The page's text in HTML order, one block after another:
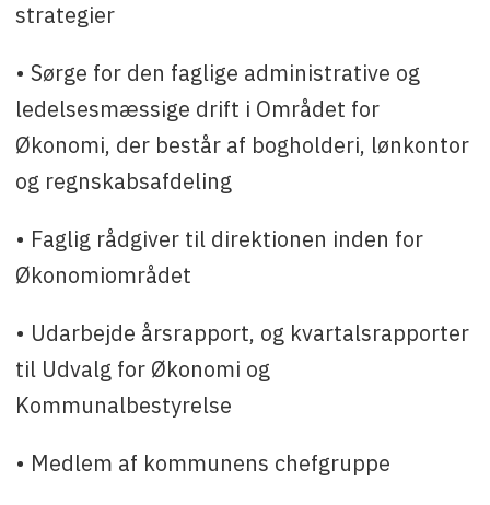
strategier
• Sørge for den faglige administrative og
ledelsesmæssige drift i Området for
Økonomi, der består af bogholderi, lønkontor
og regnskabsafdeling
• Faglig rådgiver til direktionen inden for
Økonomiområdet
• Udarbejde årsrapport, og kvartalsrapporter
til Udvalg for Økonomi og
Kommunalbestyrelse
• Medlem af kommunens chefgruppe